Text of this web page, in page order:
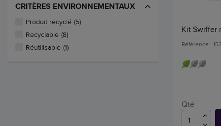
CRITÈRES ENVIRONNEMENTAUX
Produit recyclé (5)
Recyclable (8)
Réutilisable (1)
Kit Swiffer
Référence :
Qté